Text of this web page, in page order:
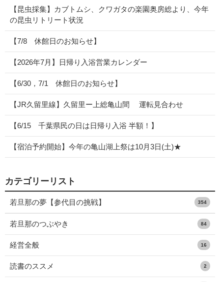
【昆虫採集】カブトムシ、クワガタの楽園奥房総より、今年
の昆虫リトリート状況
【7/8 休館日のお知らせ】
【2026年7月】日帰り入浴営業カレンダー
【6/30，7/1 休館日のお知らせ】
【JR久留里線】久留里ー上総亀山間 運転見合わせ
【6/15 千葉県民の日は日帰り入浴 半額！】
【宿泊予約開始】今年の亀山湖上祭は10月3日(土)★
カテゴリーリスト
若旦那の夢【参代目の挑戦】 354
若旦那のつぶやき 84
経営全般 16
読書のススメ 2